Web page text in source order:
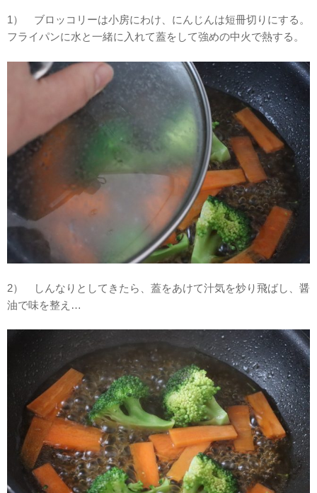
1） ブロッコリーは小房にわけ、にんじんは短冊切りにする。
フライパンに水と一緒に入れて蓋をして強めの中火で熱する。
2） しんなりとしてきたら、蓋をあけて汁気を炒り飛ばし、醤
油で味を整え…